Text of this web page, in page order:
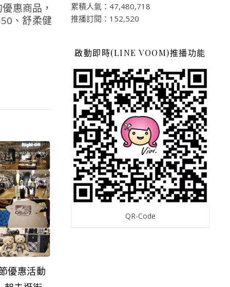
惠商品，
、舒柔健
優惠活動
累積人氣：47,480,718
推播訂閱：152,520
啟動即時(LINE VOOM)推播功能
QR-Code